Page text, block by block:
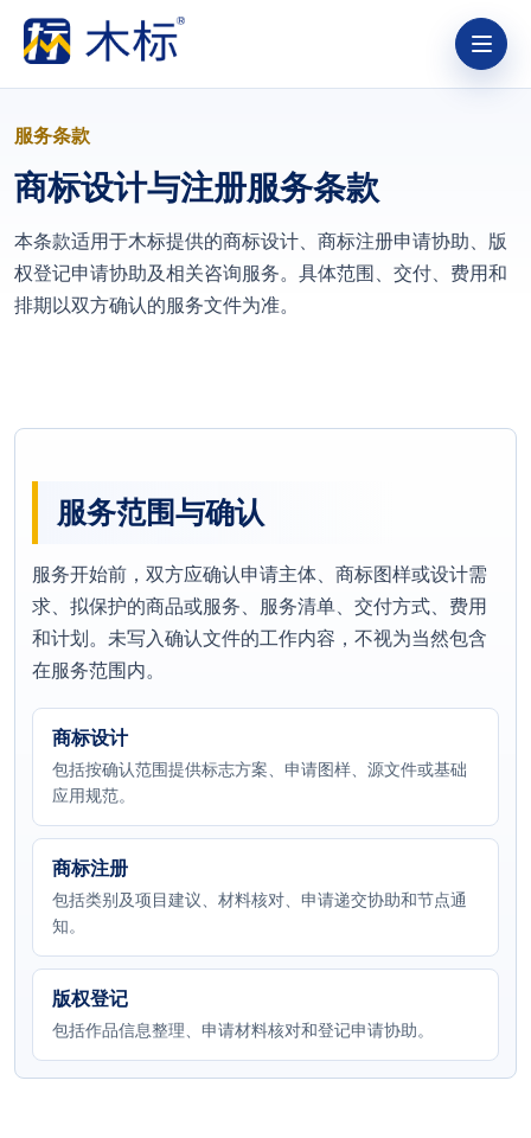
服务条款
商标设计与注册服务条款
本条款适用于木标提供的商标设计、商标注册申请协助、版
权登记申请协助及相关咨询服务。具体范围、交付、费用和
排期以双方确认的服务文件为准。
服务范围与确认
服务开始前，双方应确认申请主体、商标图样或设计需
求、拟保护的商品或服务、服务清单、交付方式、费用
和计划。未写入确认文件的工作内容，不视为当然包含
在服务范围内。
商标设计
包括按确认范围提供标志方案、申请图样、源文件或基础
应用规范。
商标注册
包括类别及项目建议、材料核对、申请递交协助和节点通
知。
版权登记
包括作品信息整理、申请材料核对和登记申请协助。